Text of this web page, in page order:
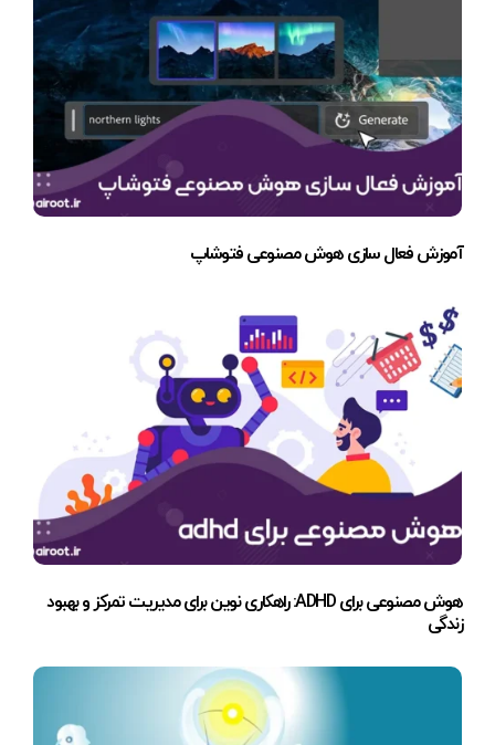
آموزش فعال سازی هوش مصنوعی فتوشاپ
هوش مصنوعی برای ADHD: راهکاری نوین برای مدیریت تمرکز و بهبود
زندگی